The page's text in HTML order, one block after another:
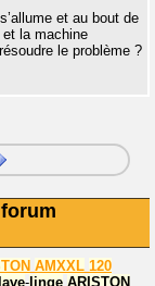
et au bout de
la machine
le problème ?
AMXXL 120
lave- linge ARISTON